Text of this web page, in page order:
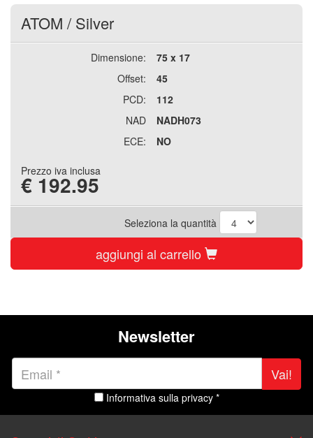
ATOM / Silver
Dimensione:
75 x 17
Offset:
45
PCD:
112
NAD
NADH073
ECE:
NO
Prezzo iva inclusa
€ 192.95
Seleziona la quantità
aggiungi al carrello
Newsletter
Vai!
Informativa sulla privacy *